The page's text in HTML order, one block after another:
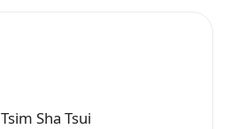
Tsim Sha Tsui